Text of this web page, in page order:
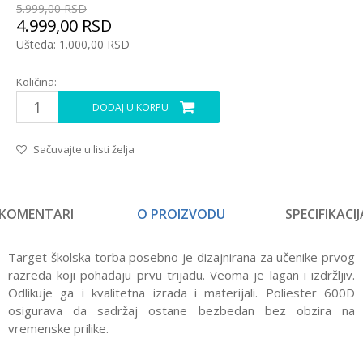
5.999,00 RSD
4.999,00 RSD
Ušteda: 1.000,00 RSD
Količina:
DODAJ U KORPU
Sačuvajte u listi želja
O PROIZVODU
Target školska torba posebno je dizajnirana za učenike prvog
razreda koji pohađaju prvu trijadu. Veoma je lagan i izdržljiv.
Odlikuje ga i kvalitetna izrada i materijali. Poliester 600D
osigurava da sadržaj ostane bezbedan bez obzira na
vremenske prilike.